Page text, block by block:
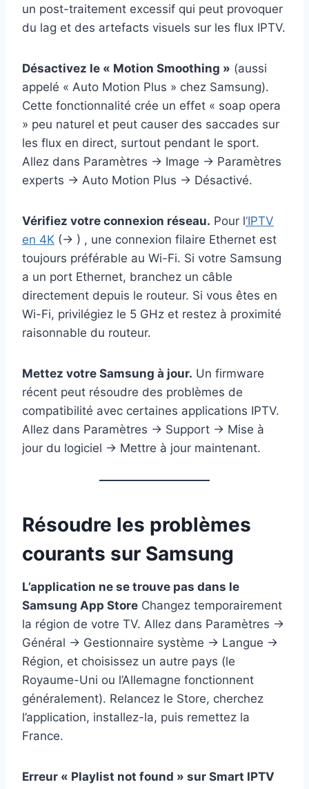
un post-traitement excessif qui peut provoquer
du lag et des artefacts visuels sur les flux IPTV.
Désactivez le « Motion Smoothing » (aussi
appelé « Auto Motion Plus » chez Samsung).
Cette fonctionnalité crée un effet « soap opera
» peu naturel et peut causer des saccades sur
les flux en direct, surtout pendant le sport.
Allez dans Paramètres → Image → Paramètres
experts → Auto Motion Plus → Désactivé.
Vérifiez votre connexion réseau. Pour l‘IPTV
en 4K (→ ) , une connexion filaire Ethernet est
toujours préférable au Wi-Fi. Si votre Samsung
a un port Ethernet, branchez un câble
directement depuis le routeur. Si vous êtes en
Wi-Fi, privilégiez le 5 GHz et restez à proximité
raisonnable du routeur.
Mettez votre Samsung à jour. Un firmware
récent peut résoudre des problèmes de
compatibilité avec certaines applications IPTV.
Allez dans Paramètres → Support → Mise à
jour du logiciel → Mettre à jour maintenant.
Résoudre les problèmes
courants sur Samsung
L’application ne se trouve pas dans le
Samsung App Store Changez temporairement
la région de votre TV. Allez dans Paramètres →
Général → Gestionnaire système → Langue →
Région, et choisissez un autre pays (le
Royaume-Uni ou l’Allemagne fonctionnent
généralement). Relancez le Store, cherchez
l’application, installez-la, puis remettez la
France.
Erreur « Playlist not found » sur Smart IPTV